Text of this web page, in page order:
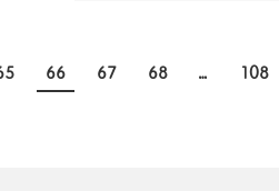
66 67 68 … 108